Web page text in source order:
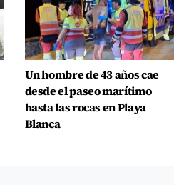
Un hombre de 43 años cae
desde el paseo marítimo
hasta las rocas en Playa
Blanca